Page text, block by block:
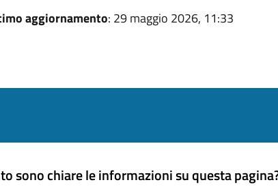
aggiornamento: 29 maggio 2026, 11:33
sono chiare le informazioni su questa